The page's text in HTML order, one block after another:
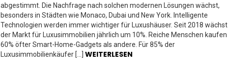
abgestimmt. Die Nachfrage nach solchen modernen Lösungen wächst,
besonders in Städten wie Monaco, Dubai und New York. Intelligente
Technologien werden immer wichtiger für Luxushäuser. Seit 2018 wächst
der Markt für Luxusimmobilien jährlich um 10%. Reiche Menschen kaufen
60% öfter Smart-Home-Gadgets als andere. Für 85% der
Luxusimmobilienkäufer […] WEITERLESEN